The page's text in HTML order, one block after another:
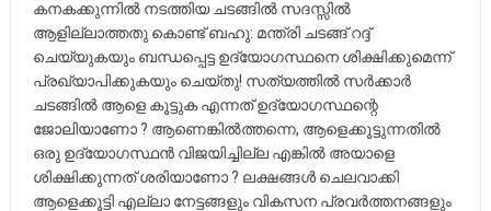
കനകക്കുന്നിൽ നടത്തിയ ചടങ്ങിൽ സദസ്സിൽ
ആളില്ലാത്തതു കൊണ്ട് ബഹു: മന്ത്രി ചടങ്ങ് റദ്ദ്
ചെയ്യുകയും ബന്ധപ്പെട്ട ഉദ്യോഗസ്ഥനെ ശിക്ഷിക്കുമെന്ന്
പ്രഖ്യാപിക്കുകയും ചെയ്തു! സത്യത്തിൽ സർക്കാർ
ചടങ്ങിൽ ആളെ കൂട്ടുക എന്നത് ഉദ്യോഗസ്ഥന്റെ
ജോലിയാണോ ? ആണെങ്കിൽത്തന്നെ, ആളെക്കൂട്ടുന്നതിൽ
ഒരു ഉദ്യോഗസ്ഥൻ വിജയിച്ചില്ല എങ്കിൽ അയാളെ
ശിക്ഷിക്കുന്നത് ശരിയാണോ ? ലക്ഷങ്ങൾ ചെലവാക്കി
ആളെക്കൂട്ടി എല്ലാ നേട്ടങ്ങളും വികസന പ്രവർത്തനങ്ങളും